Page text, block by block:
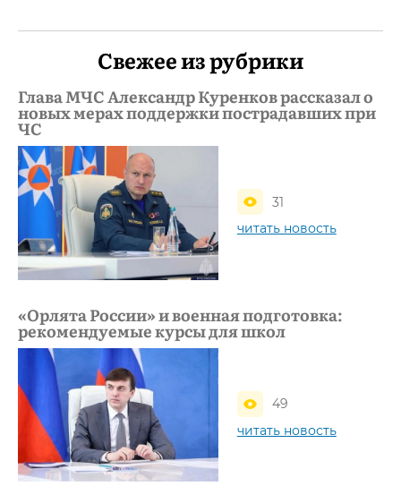
Свежее из рубрики
Глава МЧС Александр Куренков рассказал о
новых мерах поддержки пострадавших при
ЧС
31
читать новость
«Орлята России» и военная подготовка:
рекомендуемые курсы для школ
49
читать новость